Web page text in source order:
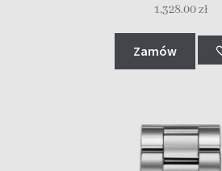
1,328.00zł
Zamów